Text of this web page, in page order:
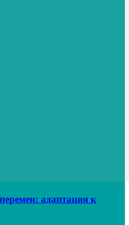
адаптация к